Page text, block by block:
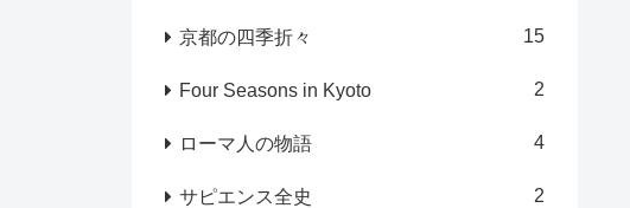
京都の四季折々 15
Four Seasons in Kyoto 2
ローマ人の物語 4
サピエンス全史 2